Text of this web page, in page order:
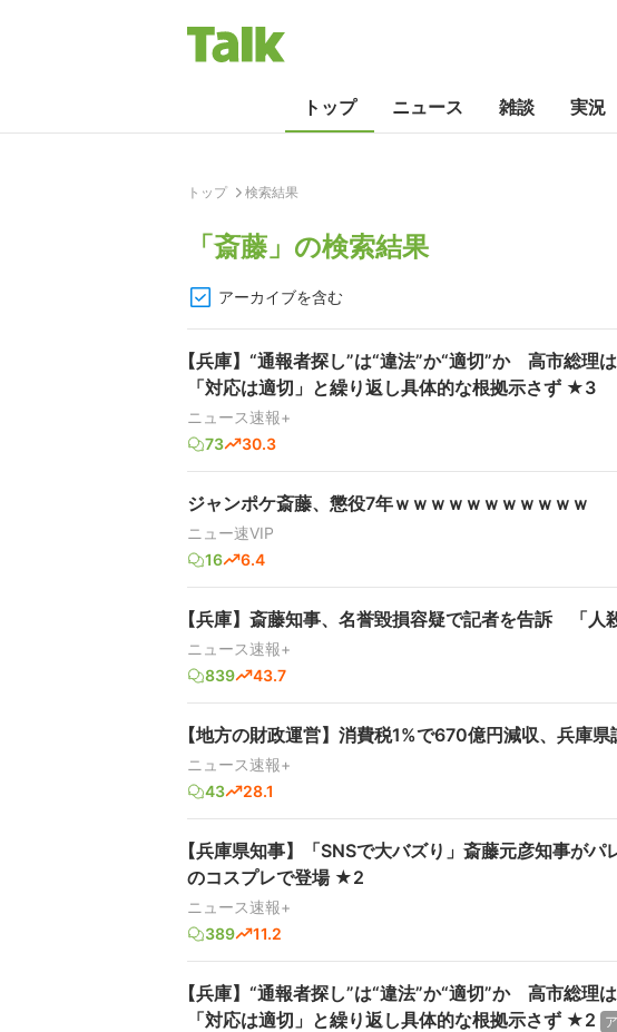
トップ ニュース 雑談 実況
トップ 検索結果
「斎藤」の検索結果
アーカイブを含む
【兵庫】“通報者探し”は“違法”か“適切”か 高市総理
「対応は適切」と繰り返し具体的な根拠示さず ★3
ニュース速報+
73
30.3
ジャンポケ斎藤、懲役7年ｗｗｗｗｗｗｗｗｗｗｗ
ニュー速VIP
16
6.4
【兵庫】斎藤知事、名誉毀損容疑で記者を告訴 「
ニュース速報+
839
43.7
【地方の財政運営】消費税1%で670億円減収、兵庫
ニュース速報+
43
28.1
【兵庫県知事】「SNSで大バズり」斎藤元彦知事が
のコスプレで登場 ★2
ニュース速報+
389
11.2
【兵庫】“通報者探し”は“違法”か“適切”か 高市総理
「対応は適切」と繰り返し具体的な根拠示さず ★2